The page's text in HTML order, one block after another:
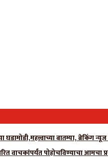
बातम्या, ब्रेकिंग
वाचकांपर्यंत पोहोचविण्याचा